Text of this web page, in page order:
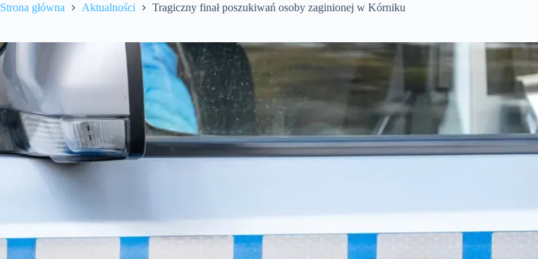
Strona główna Aktualności Tragiczny finał poszukiwań osoby zaginionej w Kórniku